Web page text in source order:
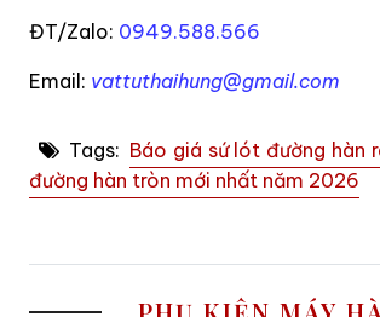
ĐT/Zalo: 0949.588.566
Email: vattuthaihung@gmail.com
Tags: Báo giá sứ lót đường hàn
đường hàn tròn mới nhất năm 2026